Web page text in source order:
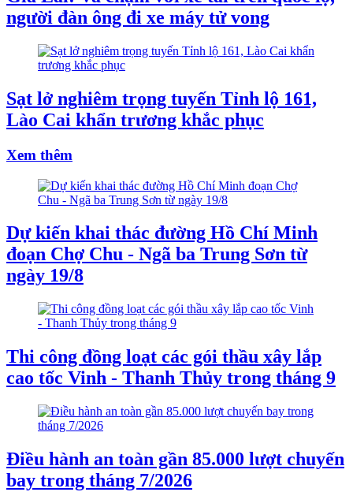
người đàn ông đi xe máy tử vong
Sạt lở nghiêm trọng tuyến Tỉnh lộ 161,
Lào Cai khẩn trương khắc phục
Xem thêm
Dự kiến khai thác đường Hồ Chí Minh
đoạn Chợ Chu - Ngã ba Trung Sơn từ
ngày 19/8
Thi công đồng loạt các gói thầu xây lắp
cao tốc Vinh - Thanh Thủy trong tháng 9
Điều hành an toàn gần 85.000 lượt chuyến
bay trong tháng 7/2026